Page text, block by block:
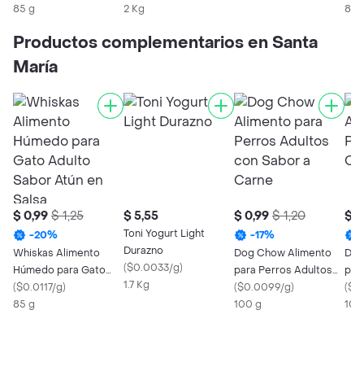
Salsa
85 g
2 Kg
85
Productos complementarios en Santa
María
$ 0,99 $ 1,25
-20%
Whiskas Alimento
Húmedo para Gato
Adulto Sabor Atún en
Salsa
($0.0117/g)
85 g
$ 5,55
Toni Yogurt Light
Durazno
($0.0033/g)
1.7 Kg
$ 0,99 $ 1,20
-17%
Dog Chow Alimento
para Perros Adultos
con Sabor a Carne
($0.0099/g)
100 g
$
(